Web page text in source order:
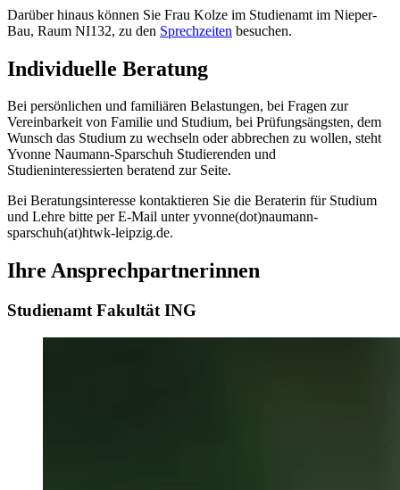
Darüber hinaus können Sie Frau Kolze im Studienamt im Nieper-
Bau, Raum NI132, zu den Sprechzeiten besuchen.
Individuelle Beratung
Bei persönlichen und familiären Belastungen, bei Fragen zur
Vereinbarkeit von Familie und Studium, bei Prüfungsängsten, dem
Wunsch das Studium zu wechseln oder abbrechen zu wollen, steht
Yvonne Naumann-Sparschuh Studierenden und
Studieninteressierten beratend zur Seite.
Bei Beratungsinteresse kontaktieren Sie die Beraterin für Studium
und Lehre bitte per E-Mail unter yvonne(dot)naumann-
sparschuh(at)htwk-leipzig.de.
Ihre Ansprechpartnerinnen
Studienamt Fakultät ING